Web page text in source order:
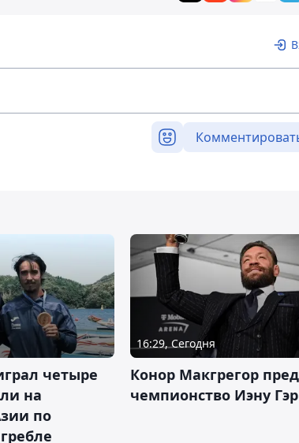
четыре
на
по
16:29, Сегодня
Конор Макгрегор
чемпионство Иэну